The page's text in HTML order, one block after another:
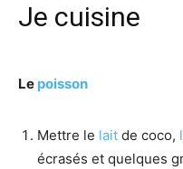
Je cuisine
Le poisson
Mettre le lait de coco,
écrasés et quelques